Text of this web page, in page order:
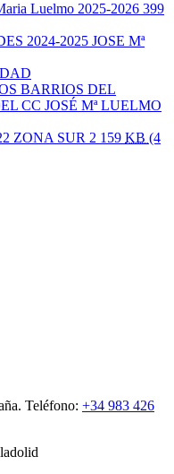
Luelmo 2025-2026 399
2024-2025 JOSE Mª
BARRIOS DEL
CC JOSÉ Mª LUELMO
ZONA SUR 2 159 KB (4
Teléfono: +34 983 426